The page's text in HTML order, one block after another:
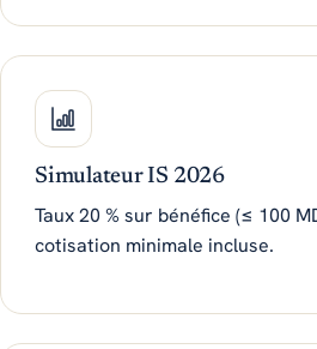
Simulateur IS 2026
Taux 20 % sur bénéfice (≤ 100
cotisation minimale incluse.